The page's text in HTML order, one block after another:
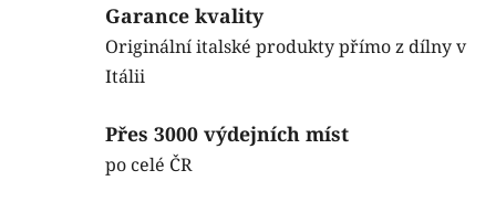
Garance kvality
Originální italské produkty přímo z dílny v
Itálii
Přes 3000 výdejních míst
po celé ČR